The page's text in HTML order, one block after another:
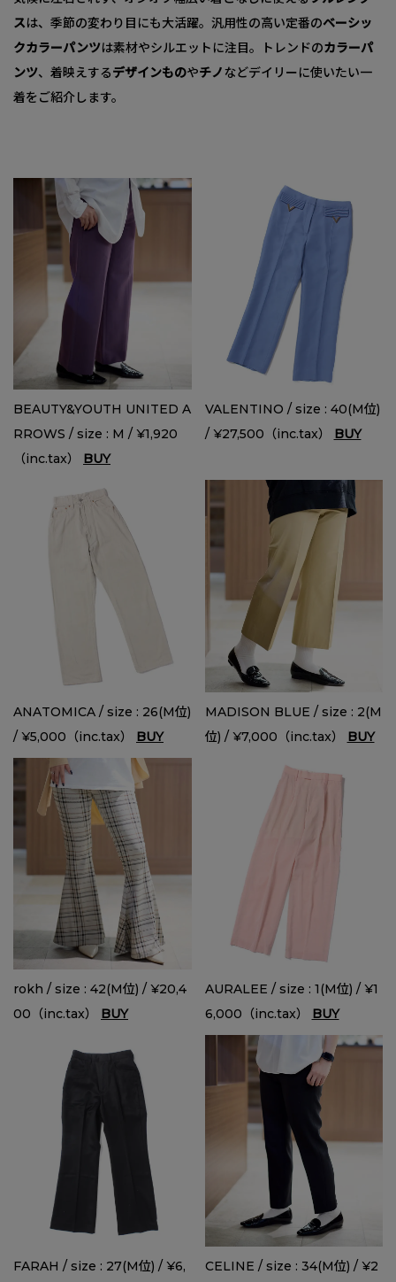
スは、季節の変わり目にも大活躍。汎用性の高い定番のベーシッ
クカラーパンツは素材やシルエットに注目。トレンドのカラーパ
ンツ、着映えするデザインものやチノなどデイリーに使いたい一
着をご紹介します。
BEAUTY&YOUTH UNITED A
RROWS / size : M / ¥1,920
（inc.tax）
BUY
VALENTINO / size : 40(M位)
/ ¥27,500（inc.tax）
BUY
ANATOMICA / size : 26(M位)
/ ¥5,000（inc.tax） BUY
MADISON BLUE / size : 2(M
位) / ¥7,000（inc.tax） BUY
rokh / size : 42(M位) / ¥20,4
00（inc.tax） BUY
AURALEE / size : 1(M位) / ¥1
6,000（inc.tax） BUY
FARAH / size : 27(M位) / ¥6,
CELINE / size : 34(M位) / ¥2